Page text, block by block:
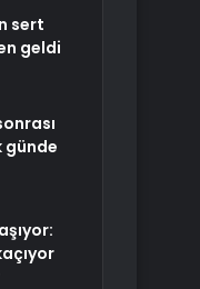
sert
geldi
günde